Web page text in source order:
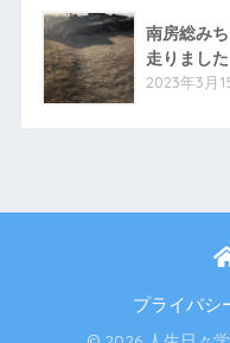
南房総み
走りました
2023年3月
プライバシ